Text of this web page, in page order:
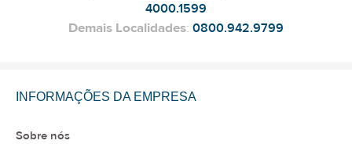
4000.1599
Demais Localidades: 0800.942.9799
INFORMAÇÕES DA EMPRESA
Sobre nós